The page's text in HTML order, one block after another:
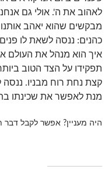
לאהוב את ה'. אולי גם
מבקשים שהוא יאהב
כהנים: ננסה לשאת לו
איך הוא מנהל את העולם
תפקידו על הצד הטוב
קצת נחת רוח מבניו.
מנת לאפשר את שכינתו
היה מעניין? אפשר לקבל דבר